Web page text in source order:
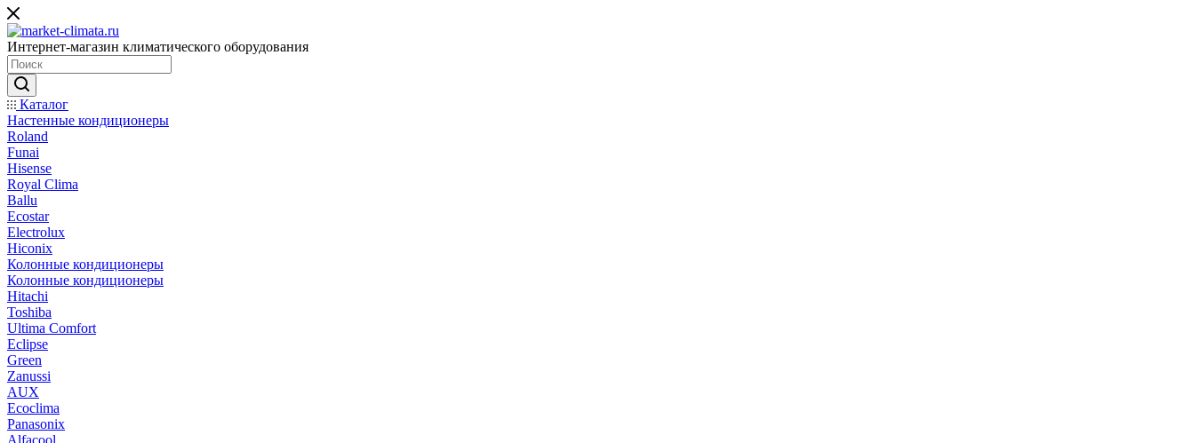
Интернет-магазин климатического оборудования
Каталог
Настенные кондиционеры
Roland
Funai
Hisense
Royal Clima
Ballu
Ecostar
Electrolux
Hiconix
Колонные кондиционеры
Колонные кондиционеры
Hitachi
Toshiba
Ultima Comfort
Eclipse
Green
Zanussi
AUX
Ecoclima
Panasonix
Alfacool